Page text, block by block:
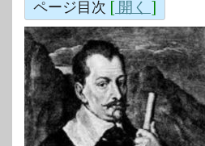
ページ目次 [ 開く ]